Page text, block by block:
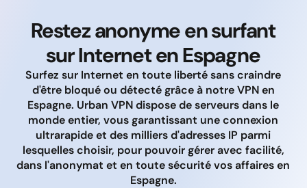
Restez anonyme en surfant
sur Internet en Espagne
Surfez sur Internet en toute liberté sans craindre
d'être bloqué ou détecté grâce à notre VPN en
Espagne. Urban VPN dispose de serveurs dans le
monde entier, vous garantissant une connexion
ultrarapide et des milliers d'adresses IP parmi
lesquelles choisir, pour pouvoir gérer avec facilité,
dans l'anonymat et en toute sécurité vos affaires en
Espagne.